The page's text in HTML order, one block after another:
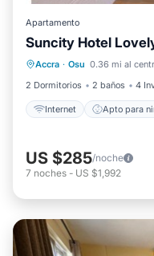
Apartamento
Suncity Hotel
Accra · Osu 0.36 mi al
2 Dormitorios
2 baños 4
Internet Apto para
Internet
Seguridad/
US $285/noche
7 noches - US $1,992